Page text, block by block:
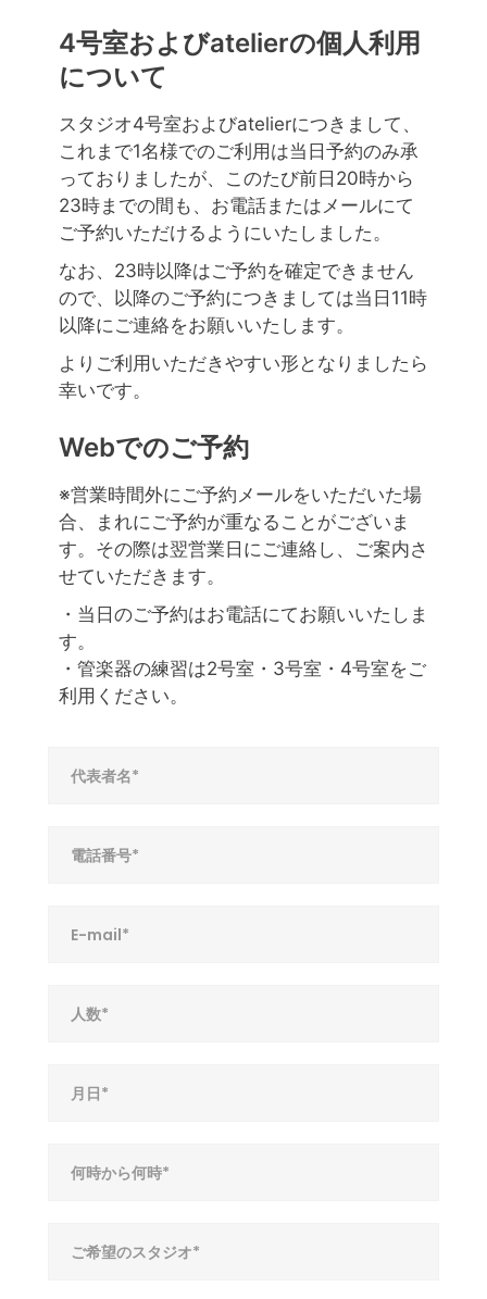
4号室およびatelierの個人利用
について
スタジオ4号室およびatelierにつきまして、
これまで1名様でのご利用は当日予約のみ承
っておりましたが、このたび前日20時から
23時までの間も、お電話またはメールにて
ご予約いただけるようにいたしました。
なお、23時以降はご予約を確定できません
ので、以降のご予約につきましては当日11時
以降にご連絡をお願いいたします。
よりご利用いただきやすい形となりましたら
幸いです。
Webでのご予約
※営業時間外にご予約メールをいただいた場
合、まれにご予約が重なることがございま
す。その際は翌営業日にご連絡し、ご案内さ
せていただきます。
・当日のご予約はお電話にてお願いいたしま
す。
・管楽器の練習は2号室・3号室・4号室をご
利用ください。